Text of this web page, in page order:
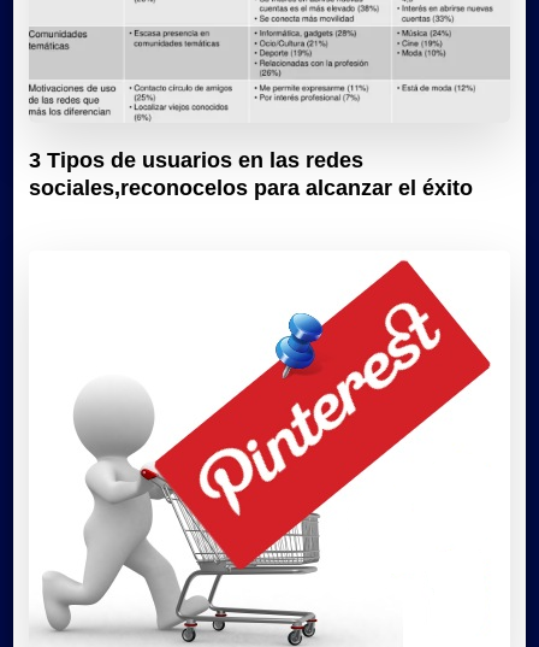
3 Tipos de usuarios en las redes
sociales,reconocelos para alcanzar el éxito